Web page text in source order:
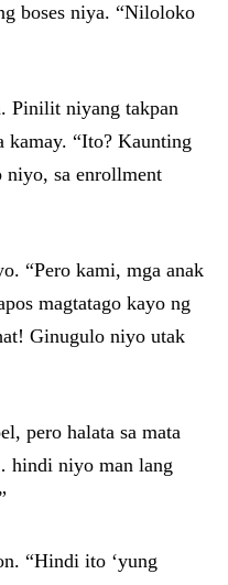
boses niya. “Niloloko
Pinilit niyang takpan
kamay. “Ito? Kaunting
niyo, sa enrollment
“Pero kami, mga anak
magtatago kayo ng
Ginugulo niyo utak
pero halata sa mata
hindi niyo man lang
“Hindi ito ‘yung